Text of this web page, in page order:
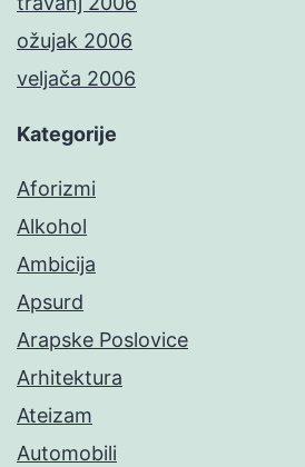
ožujak 2006
veljača 2006
Kategorije
Aforizmi
Alkohol
Ambicija
Apsurd
Arapske Poslovice
Arhitektura
Ateizam
Automobili